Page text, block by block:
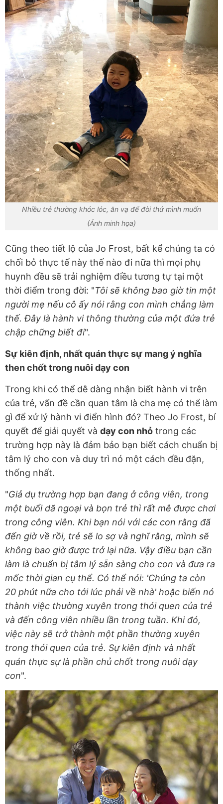
Nhiều trẻ thường khóc lóc, ăn vạ để đòi thứ mình muốn
(Ảnh minh họa)
Cũng theo tiết lộ của Jo Frost, bất kể chúng ta có
chối bỏ thực tế này thế nào đi nữa thì mọi phụ
huynh đều sẽ trải nghiệm điều tương tự tại một
thời điểm trong đời: "Tôi sẽ không bao giờ tin một
người mẹ nếu cô ấy nói rằng con mình chẳng làm
thế. Đây là hành vi thông thường của một đứa trẻ
chập chững biết đi".
Sự kiên định, nhất quán thực sự mang ý nghĩa
then chốt trong nuôi dạy con
Trong khi có thể dễ dàng nhận biết hành vi trên
của trẻ, vấn đề cần quan tâm là cha mẹ có thể làm
gì để xử lý hành vi điển hình đó? Theo Jo Frost, bí
quyết để giải quyết và dạy con nhỏ trong các
trường hợp này là đảm bảo bạn biết cách chuẩn bị
tâm lý cho con và duy trì nó một cách đều đặn,
thống nhất.
"Giả dụ trường hợp bạn đang ở công viên, trong
một buổi dã ngoại và bọn trẻ thì rất mê được chơi
trong công viên. Khi bạn nói với các con rằng đã
đến giờ về rồi, trẻ sẽ lo sợ và nghĩ rằng, mình sẽ
không bao giờ được trở lại nữa. Vậy điều bạn cần
làm là chuẩn bị tâm lý sẵn sàng cho con và đưa ra
mốc thời gian cụ thể. Có thể nói: 'Chúng ta còn
20 phút nữa cho tới lúc phải về nhà' hoặc biến nó
thành việc thường xuyên trong thói quen của trẻ
và đến công viên nhiều lần trong tuần. Khi đó,
việc này sẽ trở thành một phần thường xuyên
trong thói quen của trẻ. Sự kiên định và nhất
quán thực sự là phần chủ chốt trong nuôi dạy
con".